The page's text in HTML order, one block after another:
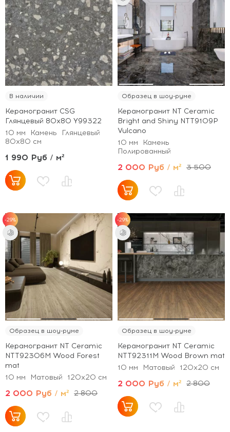
В наличии
Керамогранит CSG
Глянцевый 80x80 Y99322
10 мм
Камень
Глянцевый
80x80 см
1 990 Руб / м²
Образец в шоу-руме
Керамогранит NT Ceramic
Bright and Shiny NTT9109P
Vulcano
10 мм
Камень
Полированный
2 000 Руб / м² 3 500
-29%
Образец в шоу-руме
Керамогранит NT Ceramic
NTT92306M Wood Forest
mat
10 мм
Матовый 120x20 см
2 000 Руб / м² 2 800
-29%
Образец в шоу-руме
Керамогранит NT Ceramic
NTT92311M Wood Brown mat
10 мм
Матовый 120x20 см
2 000 Руб / м² 2 800